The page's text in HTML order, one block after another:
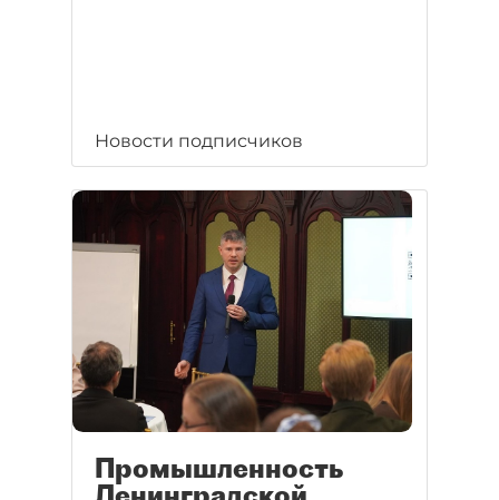
Новости подписчиков
Промышленность